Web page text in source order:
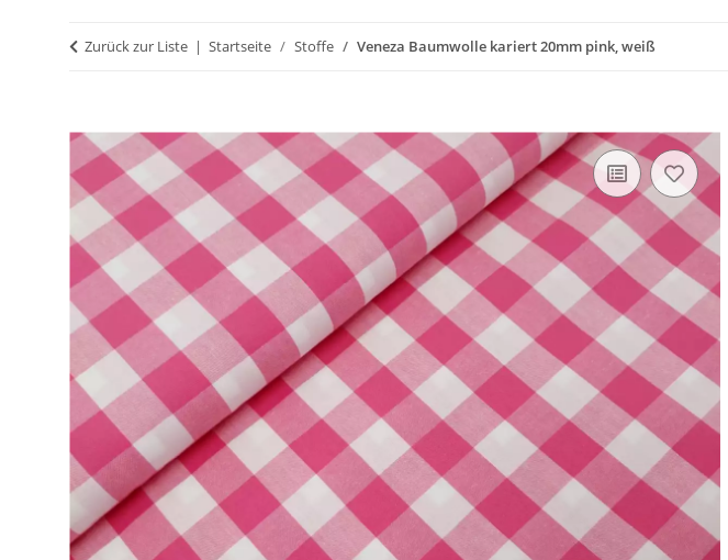
Zurück zur Liste Startseite Stoffe Veneza Baumwolle kariert 20mm pink, weiß